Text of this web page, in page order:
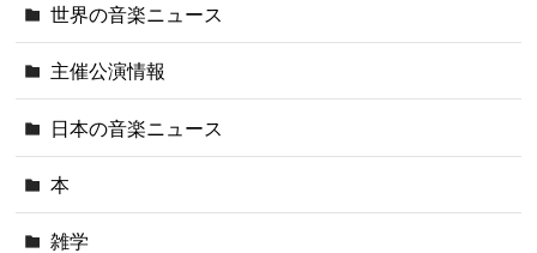
世界の音楽ニュース
主催公演情報
日本の音楽ニュース
本
雑学